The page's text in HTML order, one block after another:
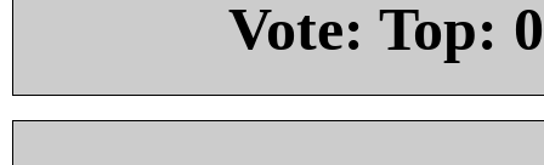
Vote: Top: 0